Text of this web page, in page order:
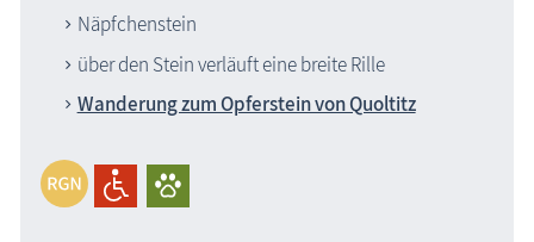
Näpfchenstein
über den Stein verläuft eine breite Rille
Wanderung zum Opferstein von Quoltitz